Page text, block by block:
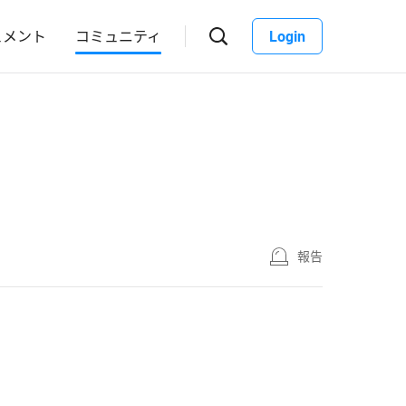
ント コミュニティ Login
報告